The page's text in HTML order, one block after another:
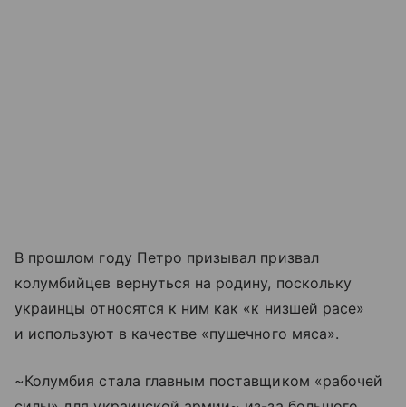
В прошлом году Петро призывал призвал
колумбийцев вернуться на родину, поскольку
украинцы относятся к ним как «к низшей расе»
и используют в качестве «пушечного мяса».
~Колумбия стала главным поставщиком «рабочей